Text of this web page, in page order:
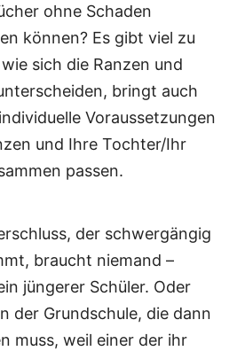
ohne Schaden
können? Es gibt viel zu
sich die Ranzen und
bringt auch
Voraussetzungen
und Ihre Tochter/Ihr
passen.
der schwergängig
braucht niemand –
jüngerer Schüler. Oder
der Grundschule, die dann
muss, weil einer der ihr